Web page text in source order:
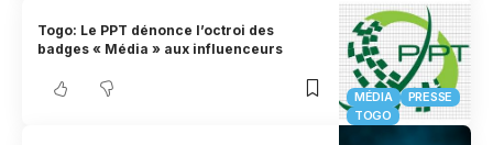
MÉDIA
PRESSE
TOGO
Togo: Le PPT dénonce l’octroi des
badges « Média » aux influenceurs